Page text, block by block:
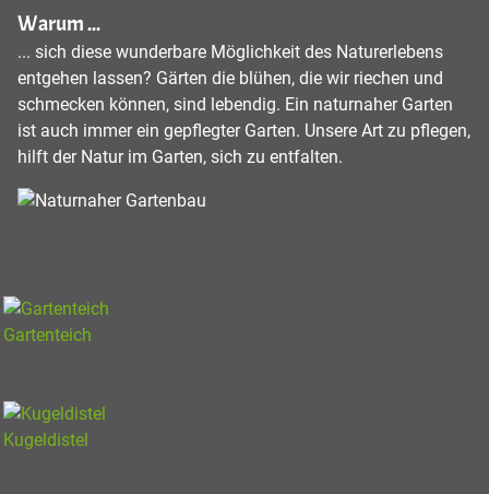
Warum ...
... sich diese wunderbare Möglichkeit des Naturerlebens
entgehen lassen? Gärten die blühen, die wir riechen und
schmecken können, sind lebendig. Ein naturnaher Garten
ist auch immer ein gepflegter Garten. Unsere Art zu pflegen,
hilft der Natur im Garten, sich zu entfalten.
Gartenteich
Kugeldistel